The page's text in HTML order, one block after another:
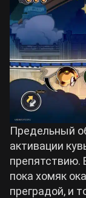
Предельный
активации
препятствию.
пока хомяк
преградой, и